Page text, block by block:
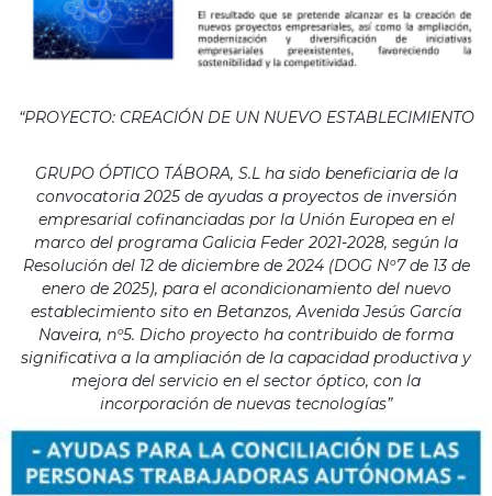
“PROYECTO: CREACIÓN DE UN NUEVO ESTABLECIMIENTO
GRUPO ÓPTICO TÁBORA, S.L ha sido beneficiaria de la
convocatoria 2025 de ayudas a proyectos de inversión
empresarial cofinanciadas por la Unión Europea en el
marco del programa Galicia Feder 2021-2028, según la
Resolución del 12 de diciembre de 2024 (DOG Nº7 de 13 de
enero de 2025), para el acondicionamiento del nuevo
establecimiento sito en Betanzos, Avenida Jesús García
Naveira, nº5. Dicho proyecto ha contribuido de forma
significativa a la ampliación de la capacidad productiva y
mejora del servicio en el sector óptico, con la
incorporación de nuevas tecnologías”